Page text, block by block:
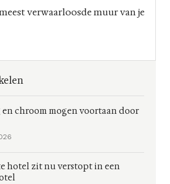
verwaarloosde muur van je
en chroom mogen voortaan door
hotel zit nu verstopt in een